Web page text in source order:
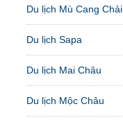
Du lịch Mù Cang Chải
Du lịch Sapa
Du lịch Mai Châu
Du lịch Mộc Châu